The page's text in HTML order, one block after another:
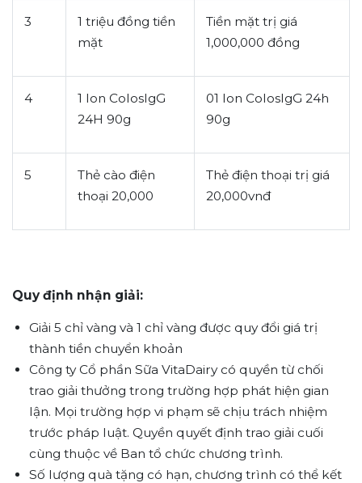
3
1 triệu đồng tiền
mặt
Tiền mặt trị giá
1,000,000 đồng
4
1 lon ColosIgG
24H 90g
01 lon ColosIgG 24h
90g
5
Thẻ cào điện
thoại 20,000
Thẻ điện thoại trị giá
20,000vnđ
Quy định nhận giải:
Giải 5 chỉ vàng và 1 chỉ vàng được quy đổi giá trị
thành tiền chuyển khoản
Công ty Cổ phần Sữa VitaDairy có quyền từ chối
trao giải thưởng trong trường hợp phát hiện gian
lận. Mọi trường hợp vi phạm sẽ chịu trách nhiệm
trước pháp luật. Quyền quyết định trao giải cuối
cùng thuộc về Ban tổ chức chương trình.
Số lượng quà tặng có hạn, chương trình có thể kết